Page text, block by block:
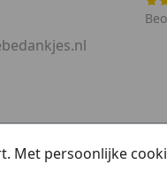
Met persoonlijke